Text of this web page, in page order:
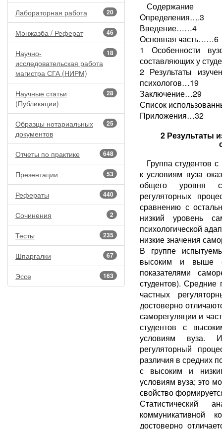
20
Лабораторная работа
46
Мәнжазба / Реферат
18
Научно-
исследовательская работа
магистра СГА (НИРМ)
28
Научные статьи
(Публикации)
25
Образцы нотариальных
документов
648
Отчеты по практике
53
Презентации
440
Рефераты
2
Сочинения
235
Тесты
67
Шпаргалки
163
Эссе
Содержание
Определения….3
Введение……4
Основная часть……6
1 Особенности
составляющих у
2 Результаты
психологов…19
Заключение…29
Список
Приложения…32
2 Результаты
Группа студентов
к условиям вуза
общего уровня
регуляторных
сравнению с
низкий уровень
психологической
низкие значения
В группе
высоким и выше
показателями
студентов). Средние
частных
достоверно
саморегуляции и
студентов с
условиям вуза.
регуляторный
различия в средних
с высоким и
условиям вуза; это
свойство
Статистический
коммуникативной
достоверно